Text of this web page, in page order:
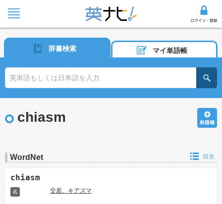
辞書検索 マイ単語帳
chiasm
WordNet 目次
chiasm
名 交差、キアズマ